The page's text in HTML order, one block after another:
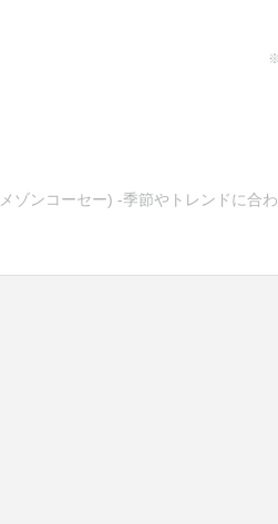
ゾンコーセー) -季節やトレンドに合